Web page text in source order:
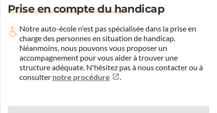
Prise en compte du handicap
Notre auto-école n'est pas spécialisée dans la prise en
charge des personnes en situation de handicap.
Néanmoins, nous pouvons vous proposer un
accompagnement pour vous aider à trouver une
structure adéquate. N'hésitez pas à nous contacter ou à
consulter notre procédure